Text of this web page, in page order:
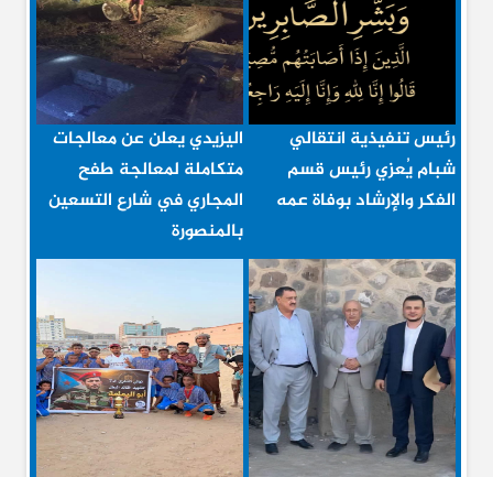
رئيس تنفيذية انتقالي
شبام يُعزي رئيس قسم
الفكر والإرشاد بوفاة عمه
اليزيدي يعلن عن معالجات
متكاملة لمعالجة طفح
المجاري في شارع التسعين
بالمنصورة